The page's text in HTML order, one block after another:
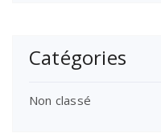
Catégories
Non classé